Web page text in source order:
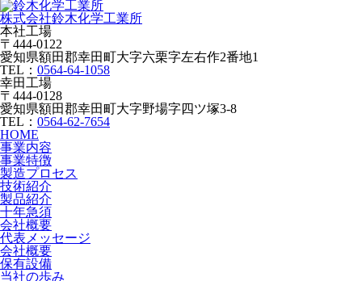
株式会社鈴木化学工業所
本社工場
〒444-0122
愛知県額田郡幸田町大字六栗字左右作2番地1
TEL： 0564-64-1058
幸田工場
〒444-0128
愛知県額田郡幸田町大字野場字四ツ塚3-8
TEL： 0564-62-7654
HOME
事業内容
事業特徴
製造プロセス
技術紹介
製品紹介
十年急須
会社概要
代表メッセージ
会社概要
保有設備
当社の歩み